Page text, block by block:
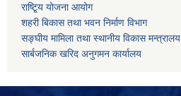
राष्टि्ृय योजना आयोग
शहरी बिकास तथा भवन निर्माण विभाग
सङ्घीय मामिला तथा स्थानीय विकास मन्त्रालय
सार्बजनिक खरिद अनुगमन कार्यालय